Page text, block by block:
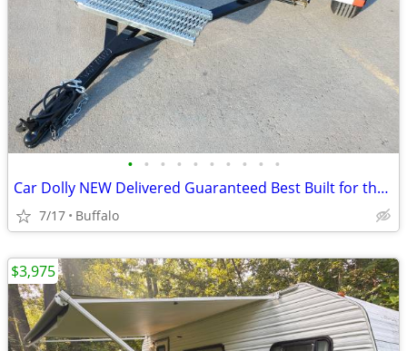
• • • • • • • • • •
Car Dolly NEW Delivered Guaranteed Best Built for the Money in U.S.!
7/17 Buffalo
$3,975